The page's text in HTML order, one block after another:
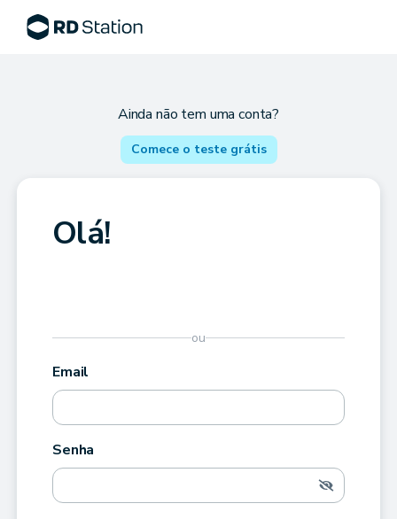
Ainda não tem uma conta?
Comece o teste grátis
Olá!
ou
Email
Senha